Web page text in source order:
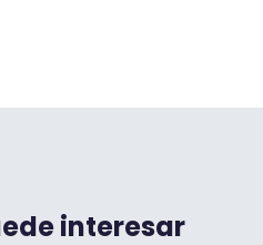
interesar